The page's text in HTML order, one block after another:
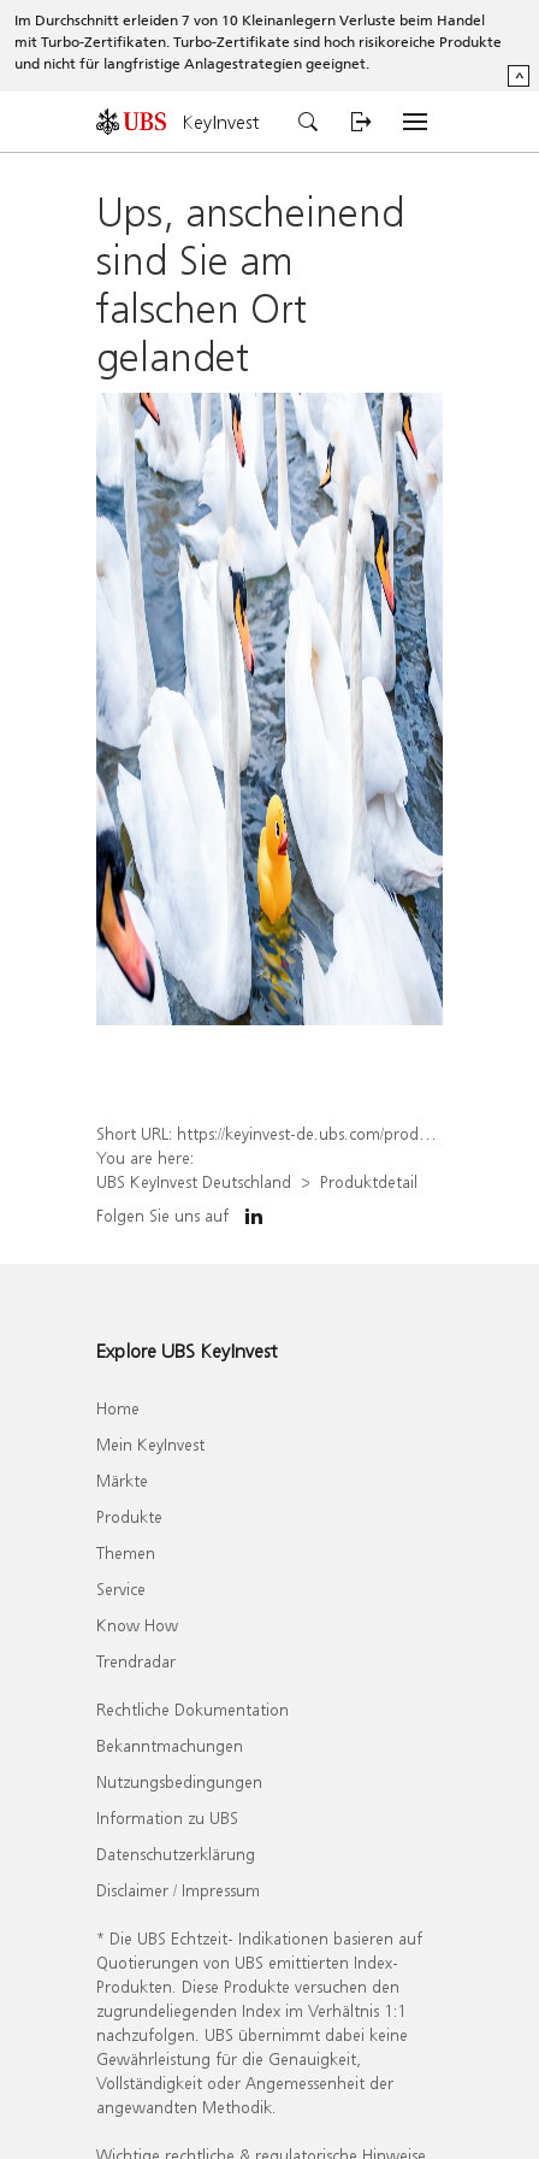
Im Durchschnitt erleiden 7 von 10 Kleinanlegern Verluste beim Handel
mit Turbo-Zertifikaten. Turbo-Zertifikate sind hoch risikoreiche Produkte
und nicht für langfristige Anlagestrategien geeignet.
^
KeyInvest
Ups, anscheinend
sind Sie am
falschen Ort
gelandet
Short URL: https://keyinvest-de.ubs.com/produkt/detail/index/isin/DE000WA7N2S4
You are here:
UBS KeyInvest Deutschland
Produktdetail
Folgen Sie uns auf
Explore UBS KeyInvest
Home
Mein KeyInvest
Märkte
Produkte
Themen
Service
Know How
Trendradar
Rechtliche Dokumentation
Bekanntmachungen
Nutzungsbedingungen
Information zu UBS
Datenschutzerklärung
Disclaimer / Impressum
* Die UBS Echtzeit- Indikationen basieren auf
Quotierungen von UBS emittierten Index-
Produkten. Diese Produkte versuchen den
zugrundeliegenden Index im Verhältnis 1:1
nachzufolgen. UBS übernimmt dabei keine
Gewährleistung für die Genauigkeit,
Vollständigkeit oder Angemessenheit der
angewandten Methodik.